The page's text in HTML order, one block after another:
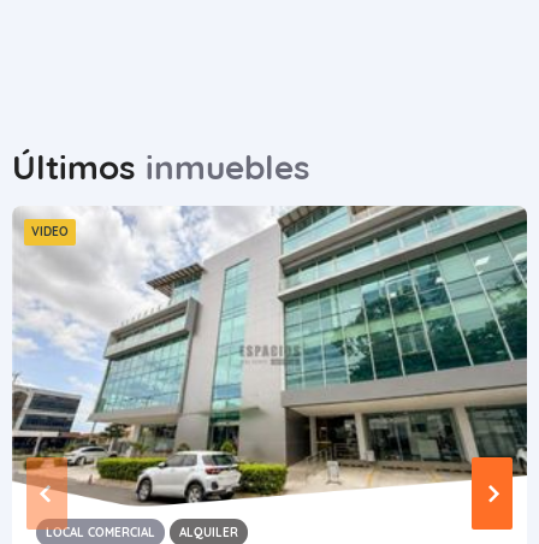
Últimos inmuebles
VIDEO
LOCAL COMERCIAL ALQUILER